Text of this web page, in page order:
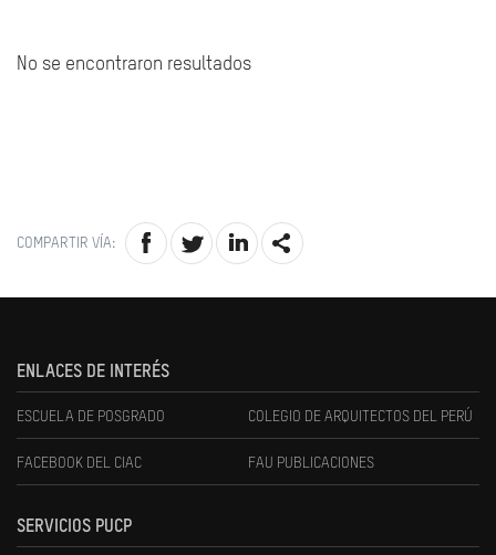
No se encontraron resultados
COMPARTIR VÍA:
ENLACES DE INTERÉS
ESCUELA DE POSGRADO COLEGIO DE ARQUITECTOS DEL PERÚ
FACEBOOK DEL CIAC FAU PUBLICACIONES
SERVICIOS PUCP